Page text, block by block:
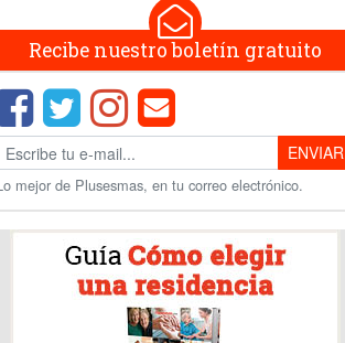
Recibe nuestro boletín gratuito
ENVIAR
mejor de Plusesmas, en tu correo electrónico.